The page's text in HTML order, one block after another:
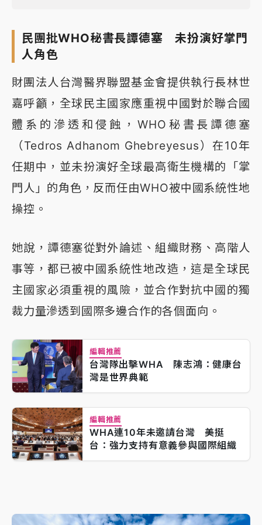
民團批WHO秘書長譚德塞 未扮演好掌門
人角色
財團法人台灣醫界聯盟基金會提供執行長林世
嘉呼籲，全球民主國家應重視中國對於聯合國
體系的滲透和侵蝕，WHO秘書長譚德塞
（Tedros Adhanom Ghebreyesus）在10年
任期中，並未扮演好全球最高衛生機構的「掌
門人」的角色，反而任由WHO被中國系統性地
操控。
她說，譚德塞從對外論述、組織財務、高階人
事等，都已被中國系統性地改造，這是全球民
主國家必須重視的風險，並合作對抗中國的獨
裁力量滲透到國際多邊合作的各個面向。
編輯推薦
台灣隊出擊WHA 陳志鴻：健康台
灣是世界典範
編輯推薦
WHA連10年未邀請台灣 美挺
台：強力支持有意義參與國際組織